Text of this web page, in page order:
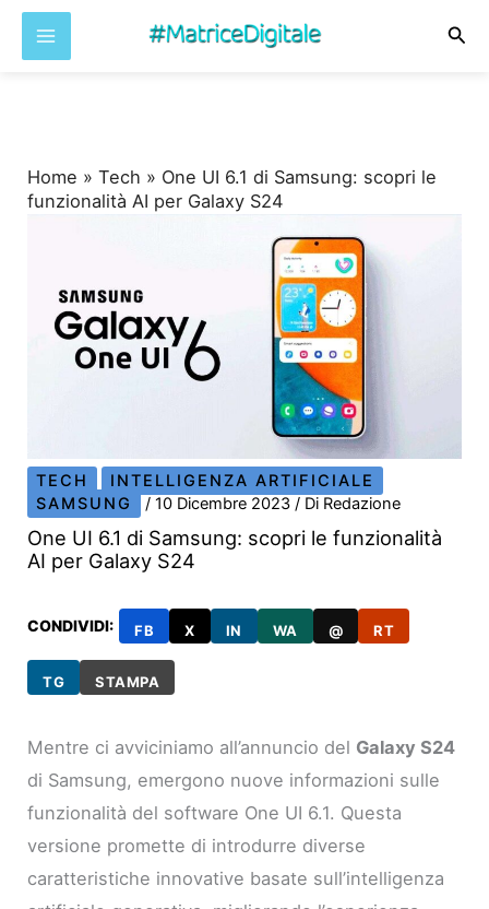
Home »Tech » One UI 6.1 di Samsung: scopri le
funzionalità AI per Galaxy S24
TECH
INTELLIGENZA ARTIFICIALE
SAMSUNG
/10 Dicembre 2023/ Di Redazione
One UI 6.1 di Samsung: scopri le funzionalità
AI per Galaxy S24
CONDIVIDI: FB X IN WA @ RT
TG STAMPA
Mentre ci avviciniamo all’annuncio del Galaxy S24
di Samsung, emergono nuove informazioni sulle
funzionalità del software One UI 6.1. Questa
versione promette di introdurre diverse
caratteristiche innovative basate sull’intelligenza